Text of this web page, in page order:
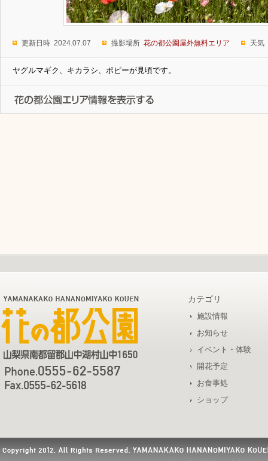
更新日時 2024.07.07 撮影場所 花の都公園屋外無料エリア 天気
ヤグルマギク、キカラシ、ポピーが見頃です。
カテゴリ
施設情報
お知らせ
イベント・体験
開花予定
お食事処
ショップ